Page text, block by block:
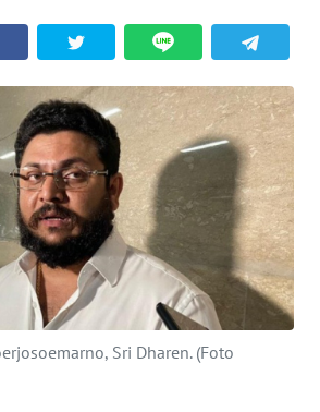
Sri Dharen. (Foto